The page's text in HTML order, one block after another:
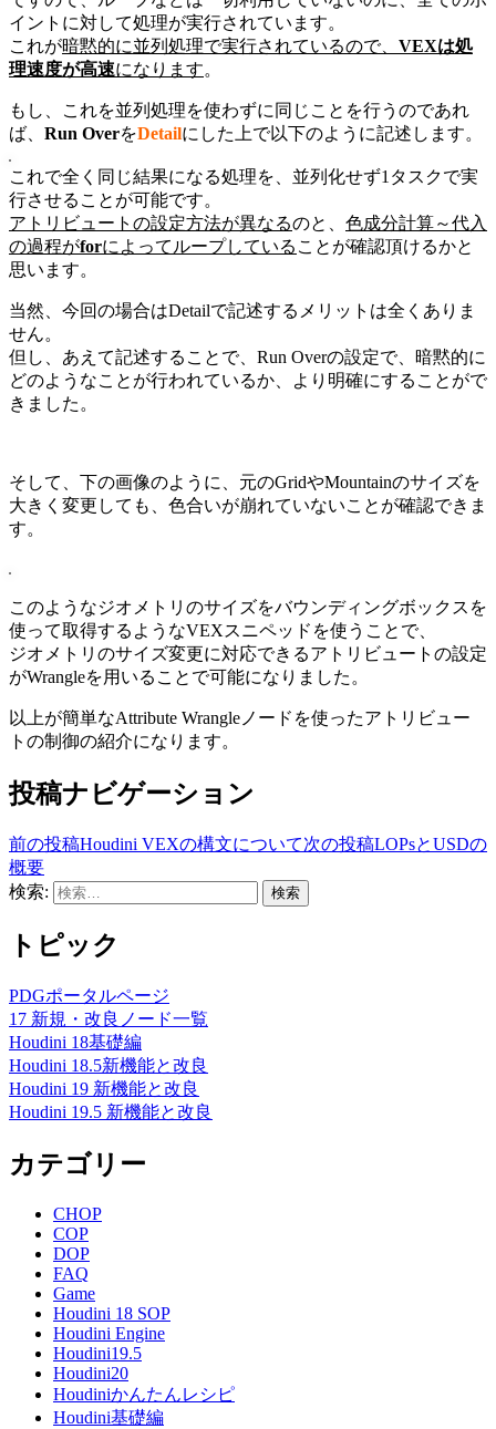
イントに対して処理が実行されています。
これが暗黙的に並列処理で実行されているので、 VEXは処
理速度が高速になります。
もし、これを並列処理を使わずに同じことを行うのであれ
ば、 Run OverをDetailにした上で以下のように記述します。
これで全く同じ結果になる処理を、並列化せず1タスクで実
行させることが可能です。
アトリビュートの設定方法が異なるのと、 色成分計算～代入
の過程がforによってループしている ことが確認頂けるかと
思います。
当然、今回の場合はDetailで記述するメリットは全くありま
せん。
但し、あえて記述することで、Run Overの設定で、暗黙的に
どのようなことが行われているか、より明確にすることがで
きました。
そして、下の画像のように、元のGridやMountainのサイズを
大きく変更しても、色合いが崩れていないことが確認できま
す。
このようなジオメトリのサイズをバウンディングボックスを
使って取得するようなVEXスニペッドを使うことで、
ジオメトリのサイズ変更に対応できるアトリビュートの設定
がWrangleを用いることで可能になりました。
以上が簡単なAttribute Wrangleノードを使ったアトリビュー
トの制御の紹介になります。
投稿ナビゲーション
前の投稿Houdini VEXの構文について次の投稿LOPsとUSDの
概要
検索:
トピック
PDGポータルページ
17 新規・改良ノード一覧
Houdini 18基礎編
Houdini 18.5新機能と改良
Houdini 19 新機能と改良
Houdini 19.5 新機能と改良
カテゴリー
CHOP
COP
DOP
FAQ
Game
Houdini 18 SOP
Houdini Engine
Houdini19.5
Houdini20
Houdiniかんたんレシピ
Houdini基礎編